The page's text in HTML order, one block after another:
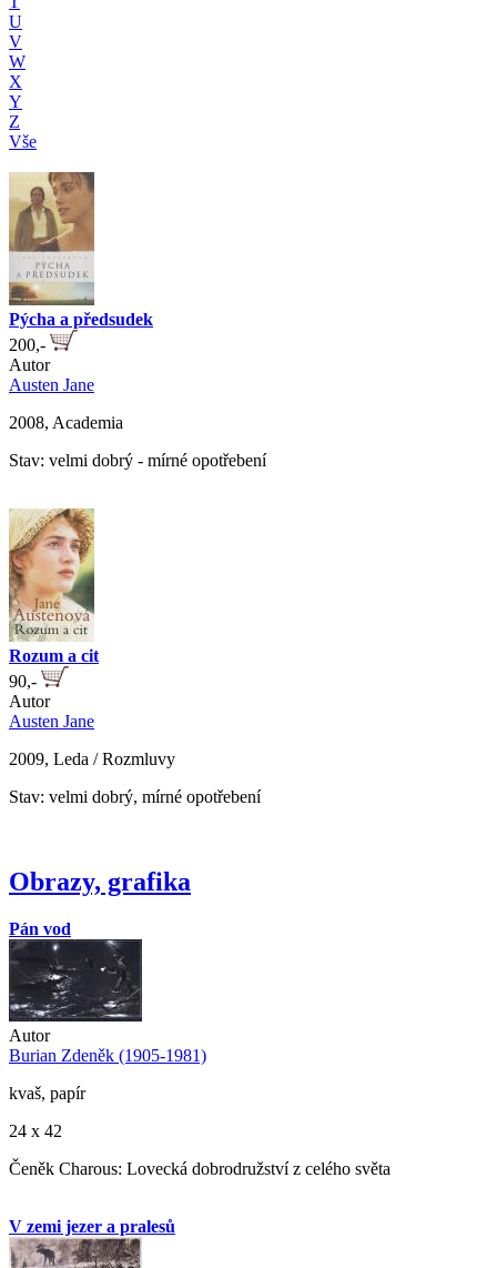
U
V
W
X
Y
Z
Vše
Pýcha a předsudek
200,-
Autor
Austen Jane
2008, Academia
Stav: velmi dobrý - mírné opotřebení
Rozum a cit
90,-
Autor
Austen Jane
2009, Leda / Rozmluvy
Stav: velmi dobrý, mírné opotřebení
Obrazy, grafika
Pán vod
Autor
Burian Zdeněk (1905-1981)
kvaš, papír
24 x 42
Čeněk Charous: Lovecká dobrodružství z celého světa
V zemi jezer a pralesů